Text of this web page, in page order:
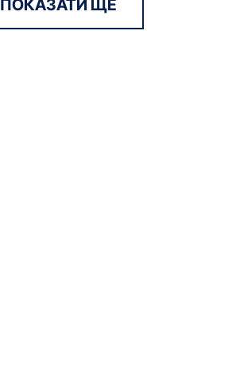
ПОКАЗАТИ ЩЕ